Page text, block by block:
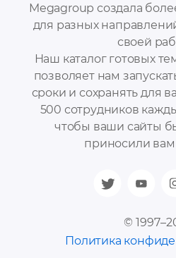
Megagroup создала
для разных
своей
Наш каталог готовых
позволяет нам
сроки и сохранять для
500 сотрудников
чтобы ваши сайты
приносили
©
Политика